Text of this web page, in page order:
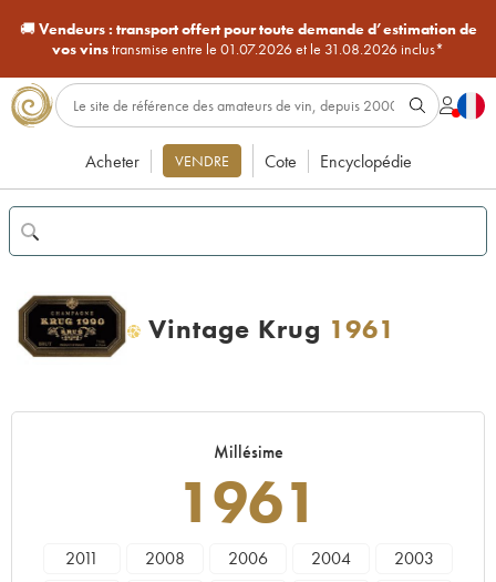
🚚Vendeurs : transport offert pour toute demande d’estimation de
vos vinstransmise entre le 01.07.2026 et le 31.08.2026 inclus*
Acheter VENDRE Cote Encyclopédie
H Vintage Krug 1961
Millésime
1961
2011 2008 2006 2004
2003